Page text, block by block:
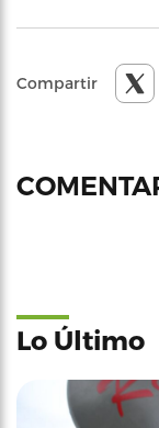
Compartir
Lo Último